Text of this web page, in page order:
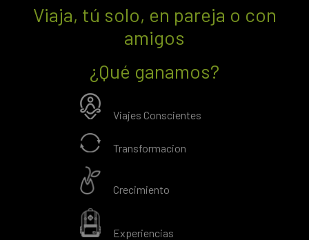
Viaja, tú solo, en pareja o con
amigos
¿Qué ganamos?
Viajes Conscientes
Transformacion
Crecimiento
Experiencias